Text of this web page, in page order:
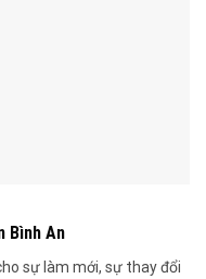
Bình An
sự làm mới, sự thay đổi